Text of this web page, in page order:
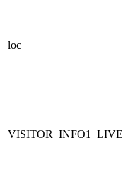
loc
VISITOR_INFO1_LIVE